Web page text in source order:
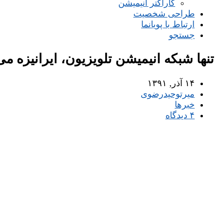
کاراکتر انیمیشن
طراحی شخصیت
ارتباط با پویانما
جستجو
تنها شبکه انیمیشن تلویزیون، ایرانیزه
۱۴ آذر, ۱۳۹۱
میر‌توحیدرضوی
خبرها
۴ دیدگاه